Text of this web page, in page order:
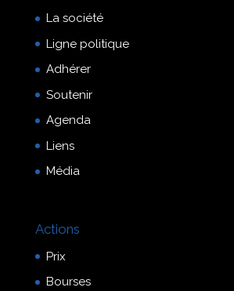
La société
Ligne politique
Adhérer
Soutenir
Agenda
Liens
Média
Actions
Prix
Bourses